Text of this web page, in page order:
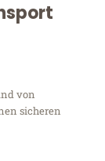
von
sicheren